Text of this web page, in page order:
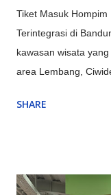
Tiket Masuk Hompim
Terintegrasi di
kawasan wisata
area Lembang,
Tangkuban Parahu,
Gedung Sate),
SHARE